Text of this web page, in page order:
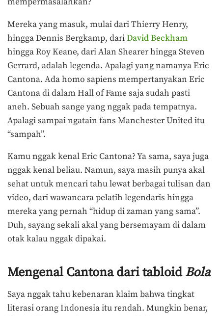
Mereka yang masuk, mulai dari Thierry Henry,
hingga Dennis Bergkamp, dariDavid Beckham
hingga Roy Keane, dari Alan Shearer hingga Steven
Gerrard, adalah legenda. Apalagi yang namanya Eric
Cantona. Ada homo sapiens mempertanyakan Eric
Cantona di dalam Hall of Fame saja sudah pasti
aneh. Sebuah sange yang nggak pada tempatnya.
Apalagi sampai ngatain fans Manchester United itu
“sampah”.
Kamu nggak kenal Eric Cantona? Ya sama, saya juga
nggak kenal beliau. Namun, saya masih punya akal
sehat untuk mencari tahu lewat berbagai tulisan dan
video, dari wawancara pelatih legendaris hingga
mereka yang pernah “hidup di zaman yang sama”.
Duh, sayang sekali akal yang bersemayam di dalam
otak kalau nggak dipakai.
Mengenal Cantona dari tabloidBola
Saya nggak tahu kebenaran klaim bahwa tingkat
literasi orang Indonesia itu rendah. Mungkin benar,